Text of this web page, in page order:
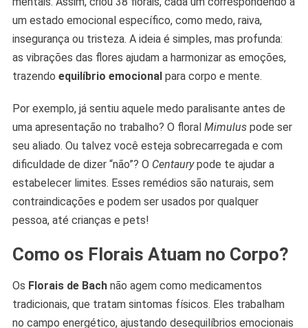
um estado emocional específico, como medo, raiva,
insegurança ou tristeza. A ideia é simples, mas profunda:
as vibrações das flores ajudam a harmonizar as emoções,
trazendo equilíbrio emocional para corpo e mente.
Por exemplo, já sentiu aquele medo paralisante antes de
uma apresentação no trabalho? O floral Mimuluspode ser
seu aliado. Ou talvez você esteja sobrecarregada e com
dificuldade de dizer “não”? O Centaurypode te ajudar a
estabelecer limites. Esses remédios são naturais, sem
contraindicações e podem ser usados por qualquer
pessoa, até crianças e pets!
Como os Florais Atuam no Corpo?
Os Florais de Bachnão agem como medicamentos
tradicionais, que tratam sintomas físicos. Eles trabalham
no campo energético, ajustando desequilíbrios emocionais